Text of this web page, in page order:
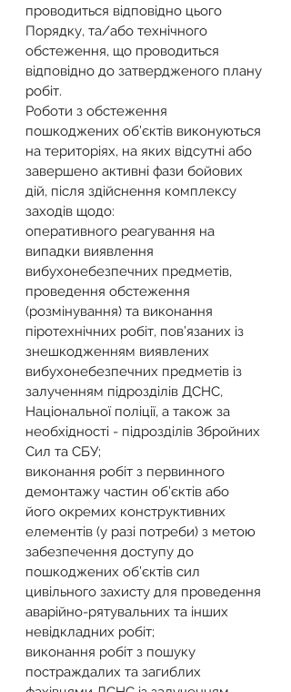
проводиться відповідно цього
Порядку, та/або технічного
обстеження, що проводиться
відповідно до затвердженого плану
робіт.
Роботи з обстеження
пошкоджених об’єктів виконуються
на територіях, на яких відсутні або
завершено активні фази бойових
дій, після здійснення комплексу
заходів щодо:
оперативного реагування на
випадки виявлення
вибухонебезпечних предметів,
проведення обстеження
(розмінування) та виконання
піротехнічних робіт, пов’язаних із
знешкодженням виявлених
вибухонебезпечних предметів із
залученням підрозділів ДСНС,
Національної поліції, а також за
необхідності - підрозділів Збройних
Сил та СБУ;
виконання робіт з первинного
демонтажу частин об’єктів або
його окремих конструктивних
елементів (у разі потреби) з метою
забезпечення доступу до
пошкоджених об’єктів сил
цивільного захисту для проведення
аварійно-рятувальних та інших
невідкладних робіт;
виконання робіт з пошуку
постраждалих та загиблих